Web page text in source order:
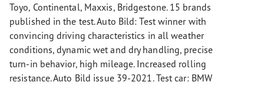
Toyo, Continental, Maxxis, Bridgestone. 15 brands
published in the test. Auto Bild: Test winner with
convincing driving characteristics in all weather
conditions, dynamic wet and dry handling, precise
turn-in behavior, high mileage. Increased rolling
resistance. Auto Bild issue 39-2021. Test car: BMW